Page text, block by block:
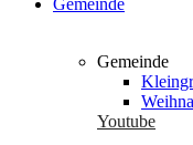
Gemeinde
Youtube
Jauchze, du
und sei fröhlich
Jerusalem! Denn
weggenommen.
Zefanja 3,14-15